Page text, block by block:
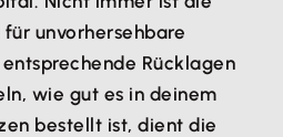
unvorhersehbare
Rücklagen
wie gut es in deinem
bestellt ist, dient die